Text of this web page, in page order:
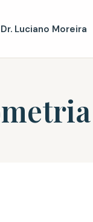
Luciano Moreira